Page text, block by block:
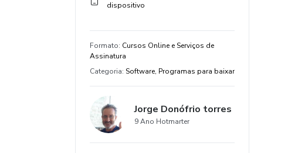
dispositivo
Formato: Cursos Online e Serviços de
Assinatura
Categoria: Software, Programas para baixar
Jorge Donófrio torres
9 Ano Hotmarter